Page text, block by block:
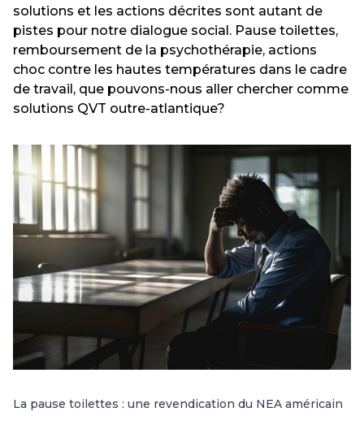
solutions et les actions décrites sont autant de
pistes pour notre dialogue social. Pause toilettes,
remboursement de la psychothérapie, actions
choc contre les hautes températures dans le cadre
de travail, que pouvons-nous aller chercher comme
solutions QVT outre-atlantique?
La pause toilettes : une revendication du NEA américain